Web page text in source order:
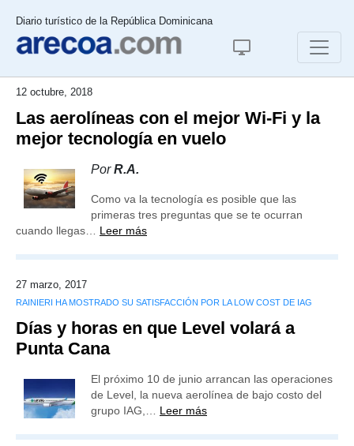
Diario turístico de la República Dominicana
12 octubre, 2018
Las aerolíneas con el mejor Wi-Fi y la
mejor tecnología en vuelo
PorR.A.
Como va la tecnología es posible que las
primeras tres preguntas que se te ocurran
cuando llegas… Leer más
27 marzo, 2017
RAINIERI HA MOSTRADO SU SATISFACCIÓN POR LA LOW COST DE IAG
Días y horas en que Level volará a
Punta Cana
El próximo 10 de junio arrancan las operaciones
de Level, la nueva aerolínea de bajo costo del
grupo IAG,… Leer más